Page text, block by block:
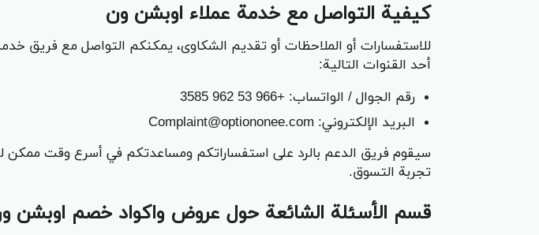
كيفية التواصل مع خدمة عملاء اوبشن ون
للاستفسارات أو الملاحظات أو تقديم الشكاوى، يمكنكم التواصل مع فريق
أحد القنوات التالية:
رقم الجوال / الواتساب: +966 53 962 3585
البريد الإلكتروني: Complaint@optiononee.com
سيقوم فريق الدعم بالرد على استفساراتكم ومساعدتكم في أسرع وقت ممكن
تجربة التسوق.
قسم الأسئلة الشائعة حول عروض واكواد خصم اوبشن